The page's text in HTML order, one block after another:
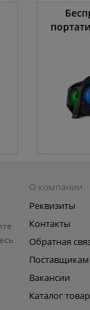
О компании
Реквизиты
Контакты
Обратная
Поставщикам
Вакансии
Каталог